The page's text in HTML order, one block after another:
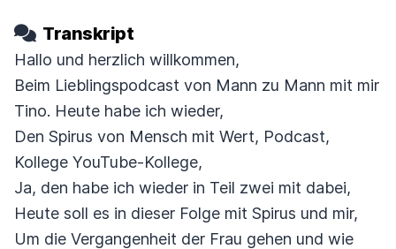
Transkript
Hallo und herzlich willkommen,
Beim Lieblingspodcast von Mann zu Mann mit mir
Tino. Heute habe ich wieder,
Den Spirus von Mensch mit Wert, Podcast,
Kollege YouTube-Kollege,
Ja, den habe ich wieder in Teil zwei mit dabei,
Heute soll es in dieser Folge mit Spirus und mir,
Um die Vergangenheit der Frau gehen und wie